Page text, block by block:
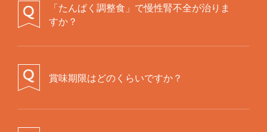
「たんぱく調整食」で慢性腎不全が治りま
すか？
賞味期限はどのくらいですか？